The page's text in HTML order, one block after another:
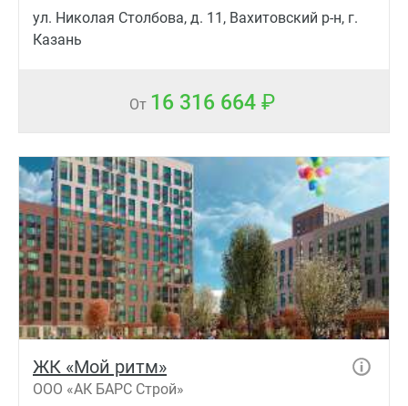
ул. Николая Cтолбова, д. 11, Вахитовский р-н, г.
Казань
От 16 316 664
ЖК «Мой ритм»
ООО «АК БАРС Строй»